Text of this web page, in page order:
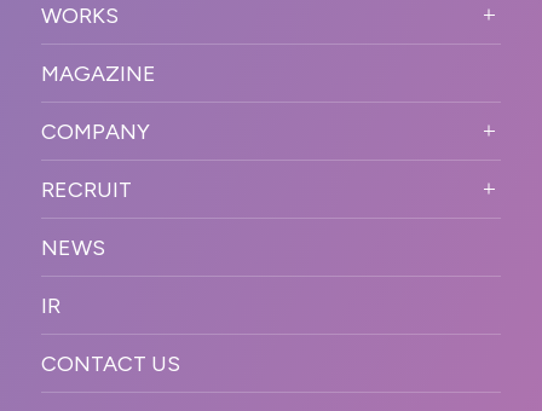
VISION
OUR DNA
STRONG POINT
BUSINESS DOMAIN
SOLUTION
WORKFLOW
WORKS
オンラインイベント
SNSプロモーション
プラットフォーム販
促
デジタル制作・映像
制作
PR
カンファレンス・展示会・アワ
ESPORTS・ゲームプロモーシ
MAGAZINE
COMPANY
COMPANY INFORMATION
MESSAGE
OFFICER
ACCESS
ORGANIZATION CHART
RECRUIT
新卒採用
キャリア採用
NEWS
IR
CONTACT US